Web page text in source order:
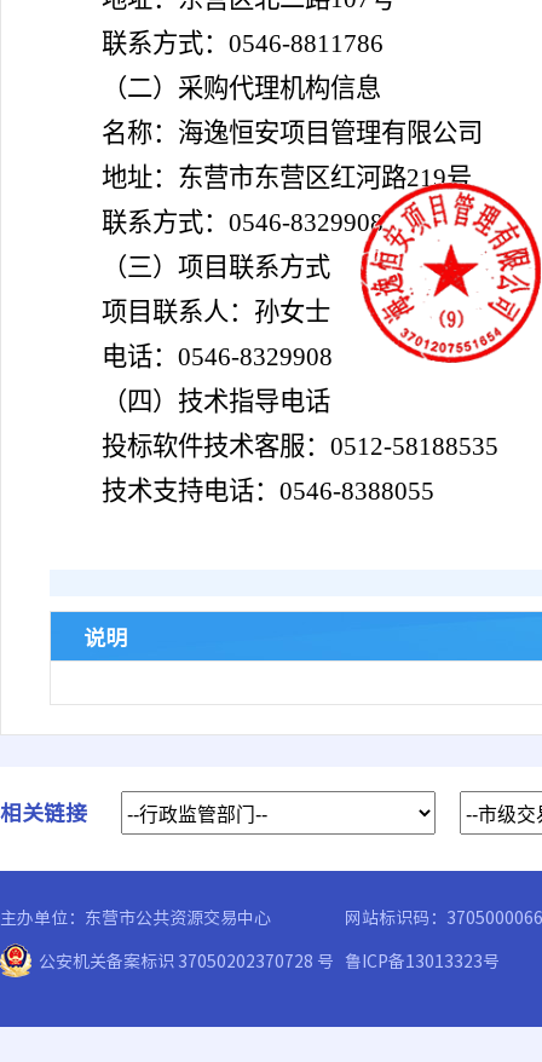
联系方式：0546-8811786
（二）采购代理机构信息
名称：海逸恒安项目管理有限公司
地址：东营市东营区红河路219号
联系方式：0546-8329908
（三）项目联系方式
项目联系人：孙女士
电话：0546-8329908
（四）技术指导电话
投标软件技术客服：0512-58188535
技术支持电话：0546-8388055
说明
相关链接
主办单位：东营市公共资源交易中心
网站标识码：3705000066
公安机关备案标识 37050202370728 号 鲁ICP备13013323号